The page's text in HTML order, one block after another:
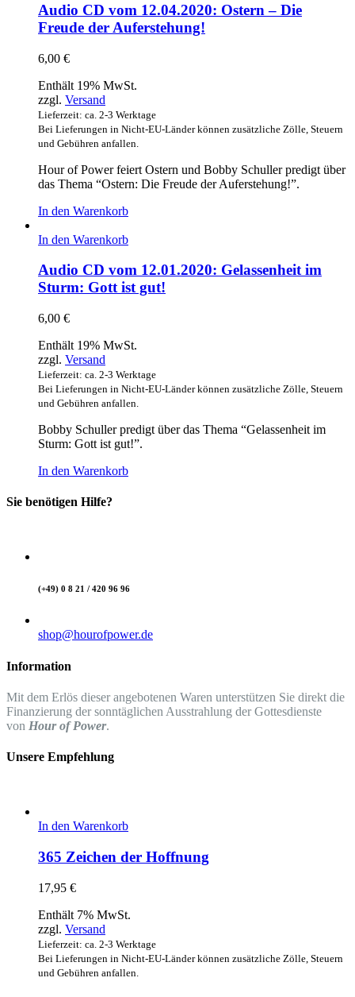
Audio CD vom 12.04.2020: Ostern – Die
Freude der Auferstehung!
6,00 €
Enthält 19% MwSt.
zzgl. Versand
Lieferzeit: ca. 2-3 Werktage
Bei Lieferungen in Nicht-EU-Länder können zusätzliche Zölle, Steuern
und Gebühren anfallen.
Hour of Power feiert Ostern und Bobby Schuller predigt über
das Thema “Ostern: Die Freude der Auferstehung!”.
In den Warenkorb
In den Warenkorb
Audio CD vom 12.01.2020: Gelassenheit im
Sturm: Gott ist gut!
6,00 €
Enthält 19% MwSt.
zzgl. Versand
Lieferzeit: ca. 2-3 Werktage
Bei Lieferungen in Nicht-EU-Länder können zusätzliche Zölle, Steuern
und Gebühren anfallen.
Bobby Schuller predigt über das Thema “Gelassenheit im
Sturm: Gott ist gut!”.
In den Warenkorb
Sie benötigen Hilfe?
(+49) 0 8 21 / 420 96 96
shop@hourofpower.de
Information
Mit dem Erlös dieser angebotenen Waren unterstützen Sie direkt die
Finanzierung der sonntäglichen Ausstrahlung der Gottesdienste
von Hour of Power.
Unsere Empfehlung
In den Warenkorb
365 Zeichen der Hoffnung
17,95 €
Enthält 7% MwSt.
zzgl. Versand
Lieferzeit: ca. 2-3 Werktage
Bei Lieferungen in Nicht-EU-Länder können zusätzliche Zölle, Steuern
und Gebühren anfallen.